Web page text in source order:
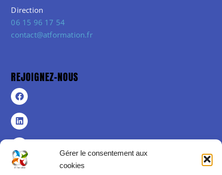
Gérer le consentement aux
cookies
Direction
06 15 96 17 54
contact@atformation.fr
REJOIGNEZ-NOUS